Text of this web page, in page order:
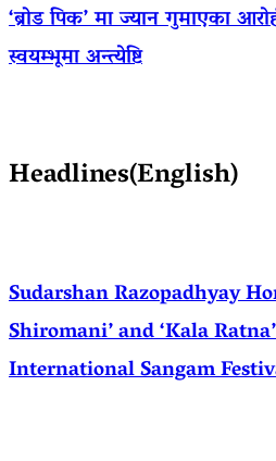
‘ब्रोड पिक’ मा ज्यान गुमाएका
स्वयम्भूमा अन्त्येष्टि
Headlines(English)
Sudarshan Razopadhyay
Shiromani’ and ‘Kala
International Sangam